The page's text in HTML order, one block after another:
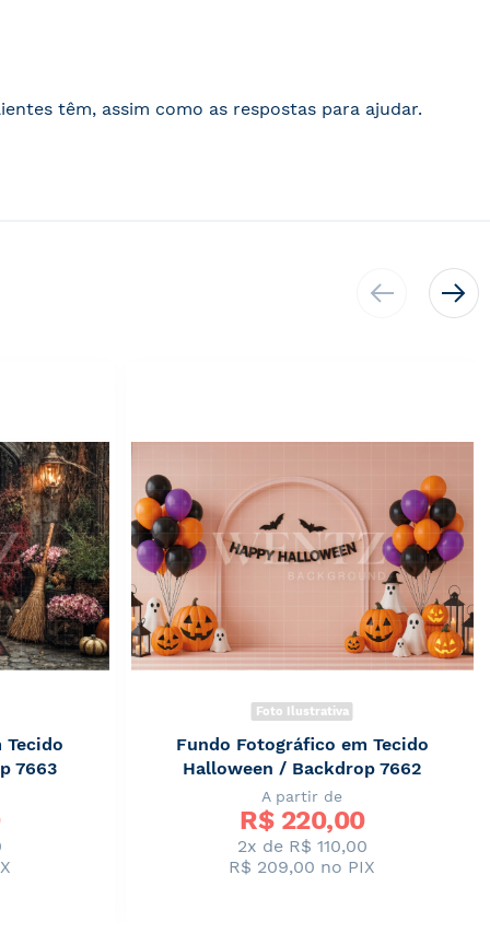
têm, assim como as respostas para ajudar.
Tecido
7663
Foto Ilustrativa
Fundo Fotográfico em Tecido
Halloween / Backdrop 7662
A partir de
R$ 220,00
2x de R$ 110,00
R$ 209,00 no PIX